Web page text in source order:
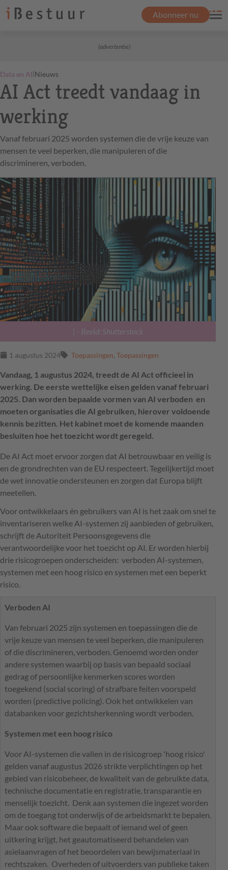
Abonneer nu
(advertentie)
Data en AI|Nieuws
AI Act treedt vandaag in
werking
Vanaf februari 2025 worden systemen die de vrije keuze van
mensen te veel beperken, die manipuleren of die
discrimineren, verboden.
- Beeld: Shutterstock
1 augustus 2024 Toepassingen, Toepassingen
Vandaag, 1 augustus 2024, treedt de AI Act officieel in
werking. De eerste wettelijke eisen gelden vanaf februari
2025. Dan worden bepaalde vormen van AI verboden en
moeten organisaties die AI gebruiken, hierover voldoende
kennis bezitten. Het kabinet moet de komende maanden
besluiten hoe het toezicht wordt geregeld.
De AI Act moet ervoor zorgen dat AI betrouwbaar en veilig is
en de grondrechten van de EU respecteert. Tegelijkertijd moet
de wet innovatie ondersteunen en zorgen dat Europa blijft
meetellen.
Voor ontwikkelaars én gebruikers van AI is het zaak om snel te
inventariseren welke AI-systemen zij aanbieden of gebruiken,
schrijft de Autoriteit Persoonsgegevens die
verantwoordelijke voor het toezicht op AI. Er worden hierbij
drie risicogroepen onderscheiden: verboden AI-systemen,
systemen met een hoog risico en systemen met een beperkt
risico.
Verboden AI
Van februari 2025 zijn systemen en toepassingen die de
vrije keuze van mensen te veel beperken, die manipuleren
of die discrimineren, verboden. Genoemd worden onder
andere systemen waarbij op basis van bepaald sociaal
gedrag of persoonlijke kenmerken scores worden
toegekend (social scoring) of strafbare feiten voorspeld
worden (predictive policing). Ook het ontwikkelen van
databanken voor gezichtsherkenning wordt verboden.
Systemen met een hoog risico
Voor AI-systemen die vallen in de risicogroep 'hoog risico'
gelden vanaf augustus 2026 strikte verplichtingen op het
gebied van risicobeheer, de kwaliteit van de gebruikte data,
technische documentatie en registratie, transparantie en
menselijk toezicht. Denk aan systemen die ingezet worden
om de toegang tot onderwijs of de arbeidsmarkt te bepalen.
Maar ook software die bepaalt of iemand wel of geen
uitkering krijgt, het geautomatiseerd behandelen van
asielaanvragen of het beoordelen van bewijsmateriaal in
rechtszaken. Overheden of uitvoerders van publieke taken